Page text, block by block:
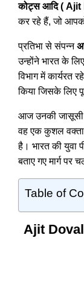
कोट्स आदि (
कर रहे हैं, जो
प्रतिभा से संपन्न
उन्होंने भारत के
विभाग में कार्यरत
किया जिसके लिए
आज उनकी जासूसी
वह एक कुशल वक्ता
है। भारत की युवा
बताए गए मार्ग पर
Table of
Ajit